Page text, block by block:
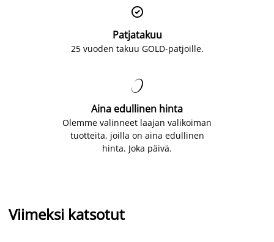

Patjatakuu
25 vuoden takuu GOLD-patjoille.

Aina edullinen hinta
Olemme valinneet laajan valikoiman
tuotteita, joilla on aina edullinen
hinta. Joka päivä.
Viimeksi katsotut